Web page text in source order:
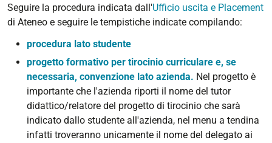
Seguire la procedura indicata dall'Ufficio uscita e Placement
di Ateneo e seguire le tempistiche indicate compilando:
procedura lato studente
progetto formativo per tirocinio curriculare e, se
necessaria, convenzione lato azienda. Nel progetto è
importante che l'azienda riporti il nome del tutor
didattico/relatore del progetto di tirocinio che sarà
indicato dallo studente all'azienda, nel menu a tendina
infatti troveranno unicamente il nome del delegato ai